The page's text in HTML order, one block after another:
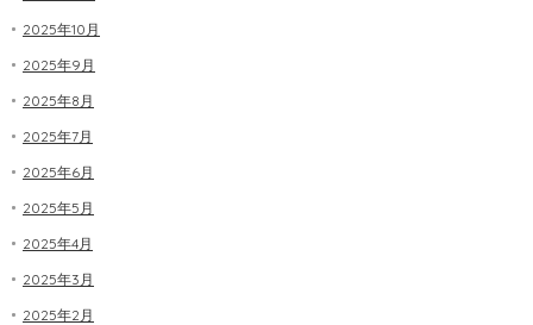
2025年10月
2025年9月
2025年8月
2025年7月
2025年6月
2025年5月
2025年4月
2025年3月
2025年2月